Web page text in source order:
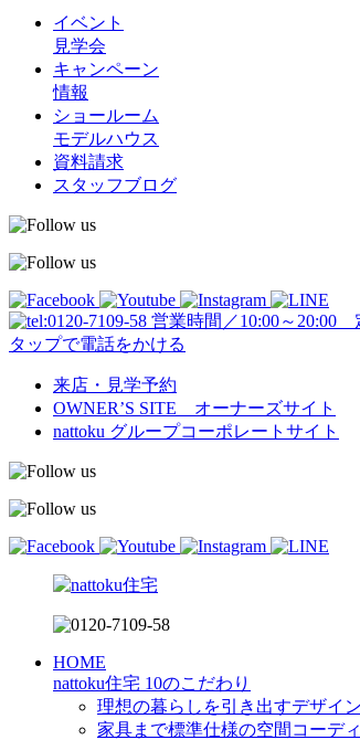
イベント
見学会
キャンペーン
情報
ショールーム
モデルハウス
資料請求
スタッフブログ
営業時間／10:00～20:00
タップで電話をかける
来店・見学予約
OWNER’S SITE オーナーズサイト
nattoku グループコーポレートサイト
HOME
nattoku住宅 10のこだわり
理想の暮らしを引き出すデザイ
家具まで標準仕様の空間コーデ